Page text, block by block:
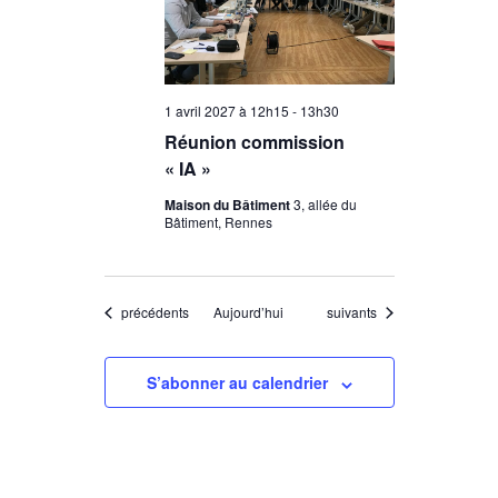
Réunion commission
« IA »
1 avril 2027 à 12h15 - 13h30
Maison du Bâtiment3, allée du
Bâtiment, Rennes
Évènements
précédents Aujourd’hui Évènements
suivants
S’abonner au calendrier